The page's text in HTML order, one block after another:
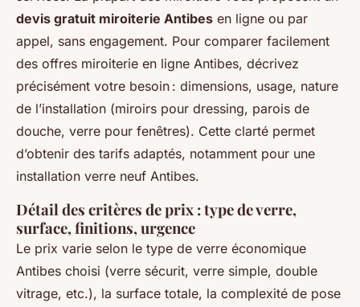
devis gratuit miroiterie Antibes en ligne ou par
appel, sans engagement. Pour comparer facilement
des offres miroiterie en ligne Antibes, décrivez
précisément votre besoin : dimensions, usage, nature
de l’installation (miroirs pour dressing, parois de
douche, verre pour fenêtres). Cette clarté permet
d’obtenir des tarifs adaptés, notamment pour une
installation verre neuf Antibes.
Détail des critères de prix : type de verre,
surface, finitions, urgence
Le prix varie selon le type de verre économique
Antibes choisi (verre sécurit, verre simple, double
vitrage, etc.), la surface totale, la complexité de pose